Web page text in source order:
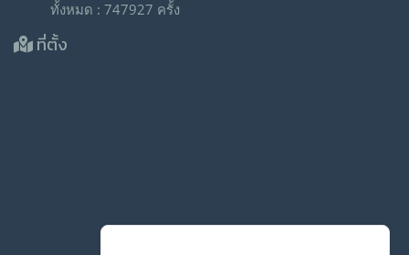
ทั้งหมด : 747927 ครั้ง
ที่ตั้ง